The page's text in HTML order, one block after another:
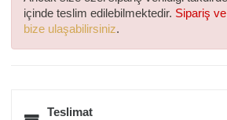
içinde teslim edilebilmektedir. Sipariş
bize ulaşabilirsiniz.
Teslimat